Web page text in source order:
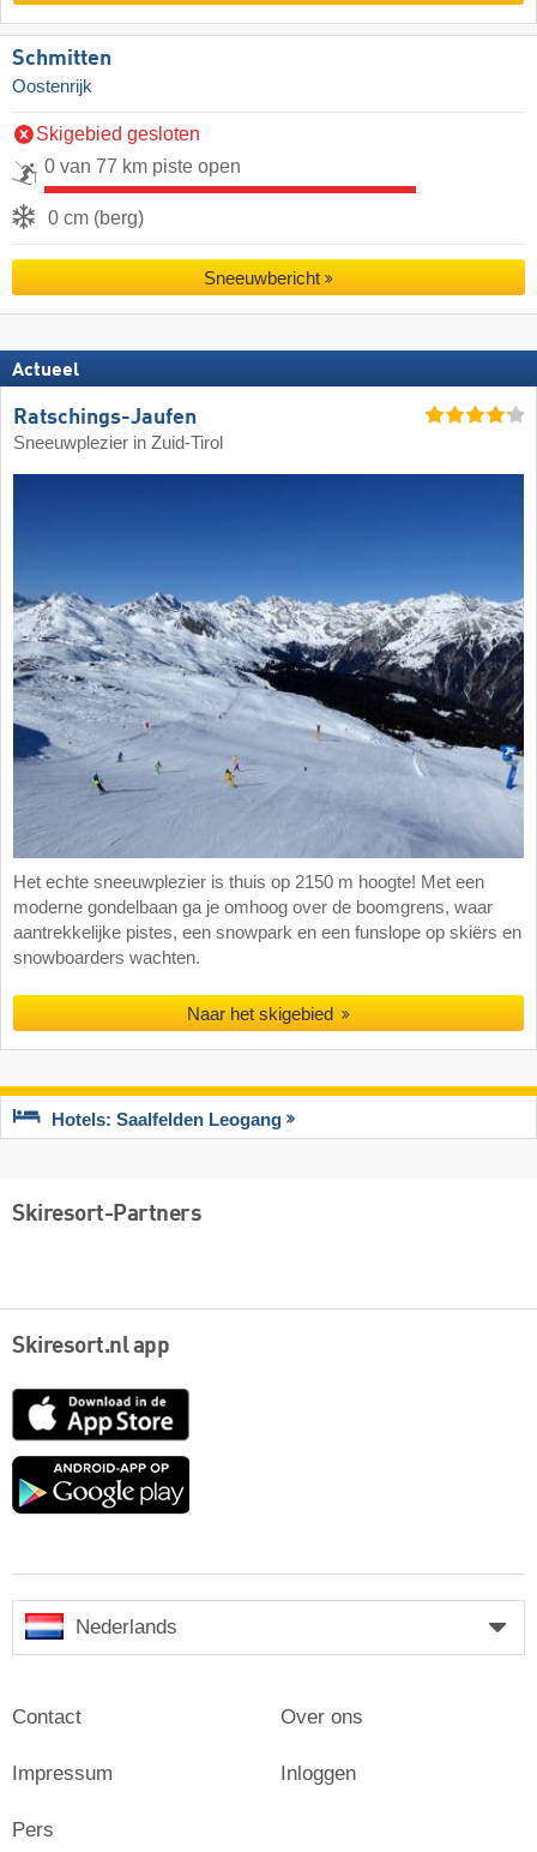
Schmitten
Oostenrijk
Skigebied gesloten
0 van 77 km piste open
0 cm (berg)
Sneeuwbericht
Actueel
Ratschings-Jaufen
Sneeuwplezier in Zuid-Tirol
Het echte sneeuwplezier is thuis op 2150 m hoogte! Met een
moderne gondelbaan ga je omhoog over de boomgrens, waar
aantrekkelijke pistes, een snowpark en een funslope op skiërs en
snowboarders wachten.
Naar het skigebied
Hotels: Saalfelden Leogang
Skiresort-Partners
Skiresort.nl app
App
Google
Nederlands
Contact
Impressum
Pers
Over ons
Inloggen